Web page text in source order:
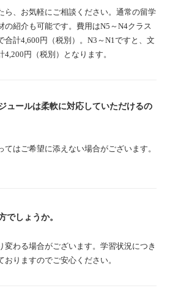
ら、お気軽にご相談ください。通常の留学
の紹介も可能です。費用はN5～N4クラス
合計4,600円（税別）。N3～N1ですと、文
円（税別）となります。
ュールは柔軟に対応していただけるの
はご希望に添えない場合がございます。
でしょうか。
変わる場合がございます。学習状況につき
おりますのでご安心ください。